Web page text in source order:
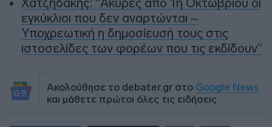
Χατζηδάκης: “Άκυρες από 1η Οκτωβρίου οι
εγκύκλιοι που δεν αναρτώνται –
Υποχρεωτική η δημοσίευσή τους στις
ιστοσελίδες των φορέων που τις εκδίδουν”
Ακολούθησε το debater.gr στο Google News
και μάθετε πρώτοι όλες τις ειδήσεις